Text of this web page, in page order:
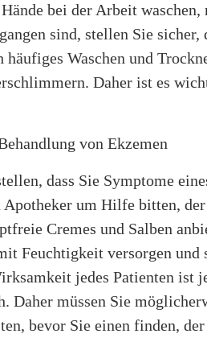
bei der Arbeit
sind, stellen Sie sicher,
häufiges Waschen und
Daher ist es
von Ekzemen
dass Sie Symptome
Apotheker um Hilfe bitten,
Cremes und Salben
Feuchtigkeit versorgen und
jedes Patienten ist
Daher müssen Sie
bevor Sie einen finden,